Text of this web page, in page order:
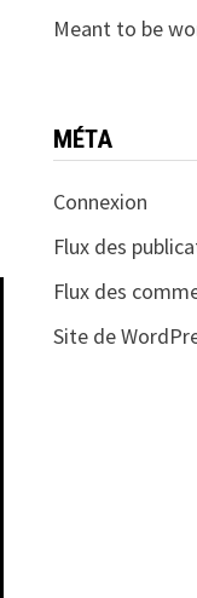
Meant to be
MÉTA
Connexion
Flux des
Flux des
Site de